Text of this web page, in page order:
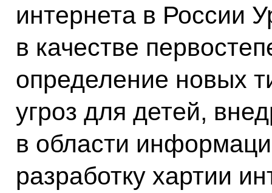
интернета в России
в качестве
определение новых
угроз для детей,
в области
разработку хартии